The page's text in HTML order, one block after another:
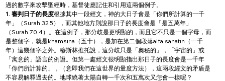
過的數字來攻擊聖經時，基督徒應記住和引用這兩個例子。
1. 審判日子的長度根據其中一段經文，神的大日子會是「你們所計算的一千
年」（Surah 32.5），而其他地方則說那日子的長度會是「是五萬年」
（Surah 70.4）。在這例子，那分歧是更明顯的，而且它不只是一個字母，而
是整個字，就是khamsina（五十），是加在第二個段落alfa sanatin（一千
年）這幾個字之外。穆斯林推托說，這分歧只是「奧秘的」，「宇宙的」或
「寓意的」語言的例證。但第一處經文很明顯指出那日子的長度會是一千年
「你們所計算的」，（意即我們在這世界的量度方法），這兩段經文的矛盾是
不容易解釋過去的。地球繞著太陽自轉一千次和五萬次又怎會一樣呢？